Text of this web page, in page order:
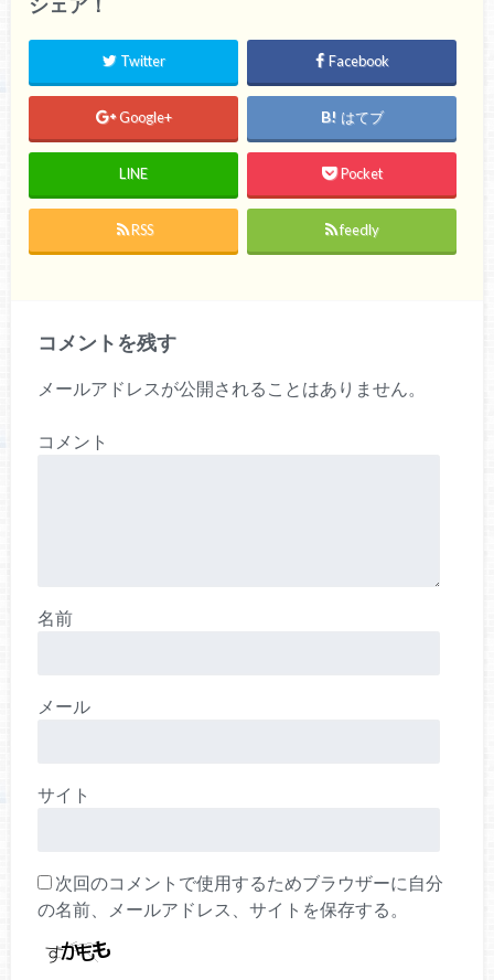
Twitter Facebook
Google+ はてブ
LINE Pocket
RSS feedly
コメントを残す
メールアドレスが公開されることはありません。
コメント
名前
メール
サイト
次回のコメントで使用するためブラウザーに自分
の名前、メールアドレス、サイトを保存する。